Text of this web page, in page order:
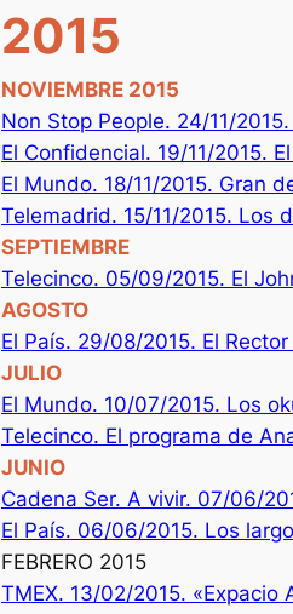
2015
NOVIEMBRE 2015
Non Stop People. 24/11/
El Confidencial. 19/11/2015.
El Mundo. 18/11/2015. Gran
Telemadrid. 15/11/2015. Los
SEPTIEMBRE
Telecinco. 05/09/2015. El
AGOSTO
El País. 29/08/2015. El
JULIO
El Mundo. 10/07/2015. Los
Telecinco. El programa de
JUNIO
Cadena Ser. A vivir. 07/06/
El País. 06/06/2015. Los
FEBRERO 2015
TMEX. 13/02/2015. «Expacio